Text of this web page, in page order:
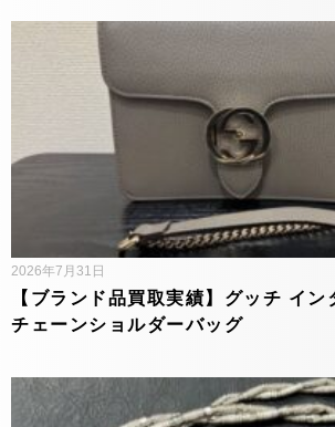
【ブランド品買取実績】グッチ イン
チェーンショルダーバッグ
2026年7月31日